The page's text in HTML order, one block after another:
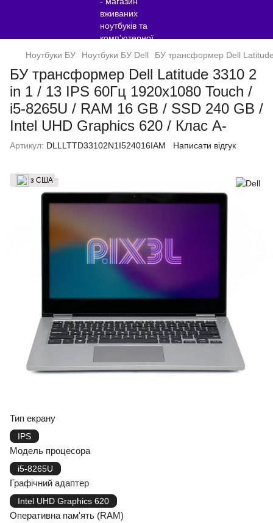
Ноутбуки БУ Ноутбуки БУ Dell БУ трансформер Dell
БУ трансформер Dell Latitude 3310 2
in 1 / 13 IPS 60Гц 1920x1080 Touch /
i5-8265U / RAM 16 GB / SSD 240 GB /
Intel UHD Graphics 620 / Клас A-
Артикул: DLLLTTD33102N1I524016IAM Написати відгук
з США
Тип екрану
IPS
Модель процесора
i5-8265U
Графічний адаптер
Intel UHD Graphics 620
Оперативна пам'ять (RAM)